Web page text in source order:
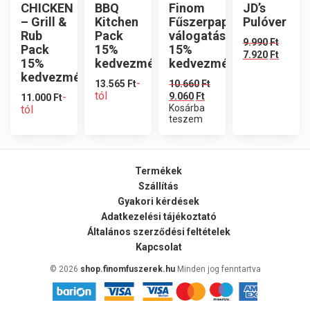
CHICKEN
– Grill &
Rub
Pack
15%
kedvezménnyel
11.000 Ft-
tól
BBQ
Kitchen
Pack
15%
kedvezménnyel
13.565 Ft-
tól
Finom
Fűszerpaprika
válogatás
15%
kedvezménnyel
10.660Ft
9.060 Ft
Kosárba
teszem
JD’s
Pulóver
9.990Ft
7.920 Ft
Termékek
Szállítás
Gyakori kérdések
Adatkezelési tájékoztató
Általános szerződési feltételek
Kapcsolat
© 2026 shop.finomfuszerek.huMinden jog fenntartva